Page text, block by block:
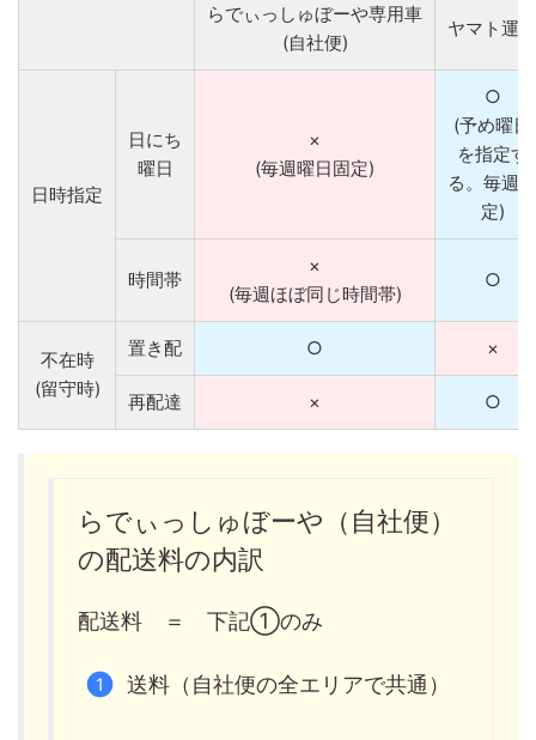
らでぃっしゅぼーや専用車
(自社便)
ヤマト運輸
日時指定
日にち
曜日
×
(毎週曜日固定)
○
(予め曜日
を指定す
る。毎週固
定)
時間帯
×
(毎週ほぼ同じ時間帯)
○
不在時
(留守時)
置き配 ○ ×
再配達 × ○
らでぃっしゅぼーや（自社便）
の配送料の内訳
配送料 ＝ 下記①のみ
送料（自社便の全エリアで共通）